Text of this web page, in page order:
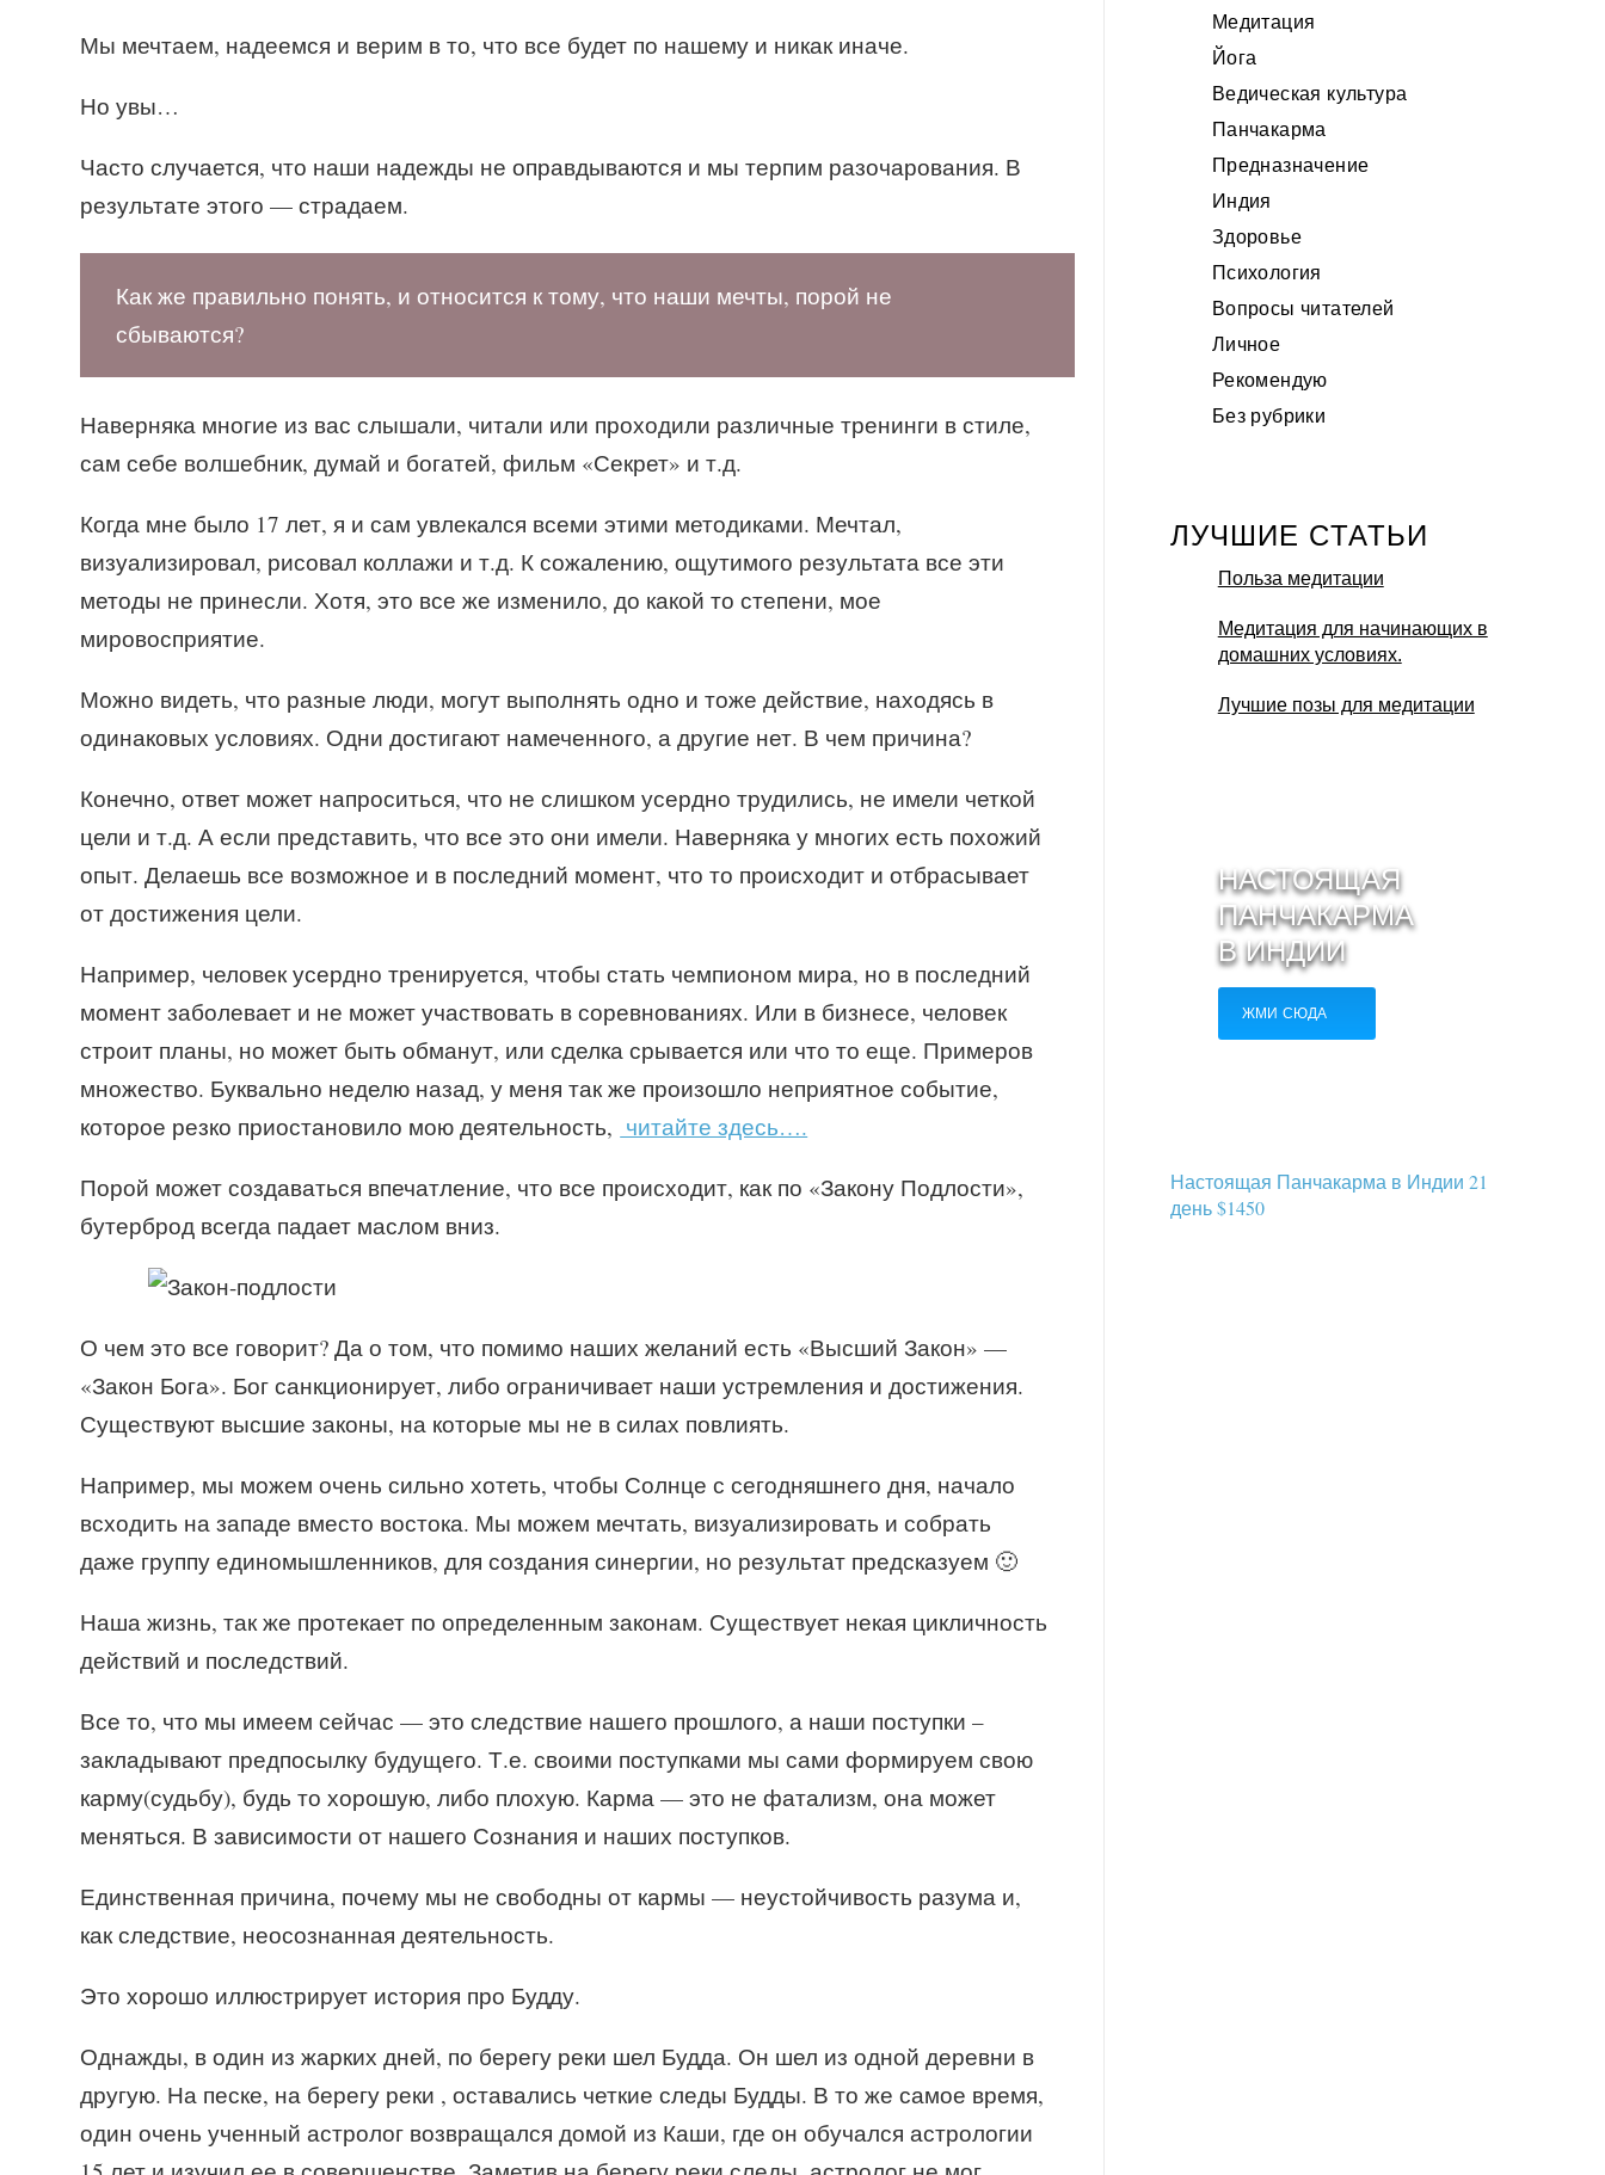
Мы мечтаем, надеемся и верим в то, что все будет по нашему и никак иначе.
Но увы…
Часто случается, что наши надежды не оправдываются и мы терпим разочарования. В
результате этого — страдаем.
Как же правильно понять, и относится к тому, что наши мечты, порой не
сбываются?
Наверняка многие из вас слышали, читали или проходили различные тренинги в стиле,
сам себе волшебник, думай и богатей, фильм «Секрет» и т.д.
Когда мне было 17 лет, я и сам увлекался всеми этими методиками. Мечтал,
визуализировал, рисовал коллажи и т.д. К сожалению, ощутимого результата все эти
методы не принесли. Хотя, это все же изменило, до какой то степени, мое
мировосприятие.
Можно видеть, что разные люди, могут выполнять одно и тоже действие, находясь в
одинаковых условиях. Одни достигают намеченного, а другие нет. В чем причина?
Конечно, ответ может напроситься, что не слишком усердно трудились, не имели четкой
цели и т.д. А если представить, что все это они имели. Наверняка у многих есть похожий
опыт. Делаешь все возможное и в последний момент, что то происходит и отбрасывает
от достижения цели.
Например, человек усердно тренируется, чтобы стать чемпионом мира, но в последний
момент заболевает и не может участвовать в соревнованиях. Или в бизнесе, человек
строит планы, но может быть обманут, или сделка срывается или что то еще. Примеров
множество. Буквально неделю назад, у меня так же произошло неприятное событие,
которое резко приостановило мою деятельность, читайте здесь….
Порой может создаваться впечатление, что все происходит, как по «Закону Подлости»,
бутерброд всегда падает маслом вниз.
О чем это все говорит? Да о том, что помимо наших желаний есть «Высший Закон» —
«Закон Бога». Бог санкционирует, либо ограничивает наши устремления и достижения.
Существуют высшие законы, на которые мы не в силах повлиять.
Например, мы можем очень сильно хотеть, чтобы Солнце с сегодняшнего дня, начало
всходить на западе вместо востока. Мы можем мечтать, визуализировать и собрать
даже группу единомышленников, для создания синергии, но результат предсказуем 🙂
Наша жизнь, так же протекает по определенным законам. Существует некая цикличность
действий и последствий.
Все то, что мы имеем сейчас — это следствие нашего прошлого, а наши поступки –
закладывают предпосылку будущего. Т.е. своими поступками мы сами формируем свою
карму(судьбу), будь то хорошую, либо плохую. Карма — это не фатализм, она может
меняться. В зависимости от нашего Сознания и наших поступков.
Единственная причина, почему мы не свободны от кармы — неустойчивость разума и,
как следствие, неосознанная деятельность.
Это хорошо иллюстрирует история про Будду.
Однажды, в один из жарких дней, по берегу реки шел Будда. Он шел из одной деревни в
другую. На песке, на берегу реки , оставались четкие следы Будды. В то же самое время,
один очень ученный астролог возвращался домой из Каши, где он обучался астрологии
Медитация
Йога
Ведическая культура
Панчакарма
Предназначение
Индия
Здоровье
Психология
Вопросы читателей
Личное
Рекомендую
Без рубрики
ЛУЧШИЕ CТАТЬИ
Польза медитации
Медитация для начинающих в
домашних условиях.
Лучшие позы для медитации
НАСТОЯЩАЯ
ПАНЧАКАРМА
В ИНДИИ
ЖМИ СЮДА
Настоящая Панчакарма в Индии 21
день $1450